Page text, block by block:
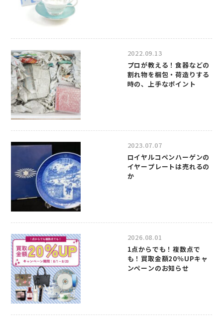
2022.09.13
プロが教える！食器などの
割れ物を梱包・荷造りする
時の、上手なポイント
2023.07.07
ロイヤルコペンハーゲンの
イヤープレートは売れるの
か
2026.08.01
1点からでも！複数点で
も！買取金額20％UPキャ
ンペーンのお知らせ